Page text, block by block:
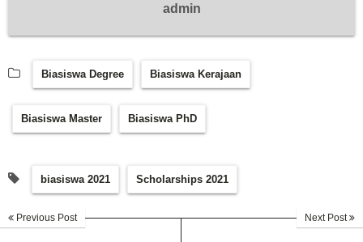
admin
Biasiswa Degree Biasiswa Kerajaan
Biasiswa Master Biasiswa PhD
biasiswa 2021 Scholarships 2021
Previous Post Next Post